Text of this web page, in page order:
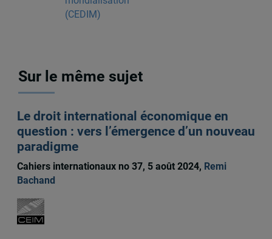
(CEDIM)
Sur le même sujet
Le droit international économique en
question : vers l’émergence d’un nouveau
paradigme
Cahiers internationaux no 37, 5 août 2024, Remi
Bachand